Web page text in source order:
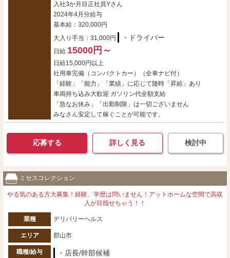
入社3か月目正社員Yさん
2024年4月分給与
基本給：320,000円
大入り手当：31,000円
・ドライバー
日給 15000円～
日給15,000円以上
社用車完備（コンパクトカー）（全車ナビ付）
「経験」「能力」「業績」に応じて随時「昇給」あり
車両持ち込み大歓迎 ガソリン代全額支給
「急なお休み」「出勤制限」は一切ございません
みなさん安定して稼ぐことが可能です。
応募する 詳しく見る 検討中
ミセスコレクション
やる気のある方大募集！経験、学歴は問いません！アットホームな空間で高収
入が目指せちゃう！！
業種 デリバリーヘルス
エリア 郡山市
職種/給与 ・店長/幹部候補